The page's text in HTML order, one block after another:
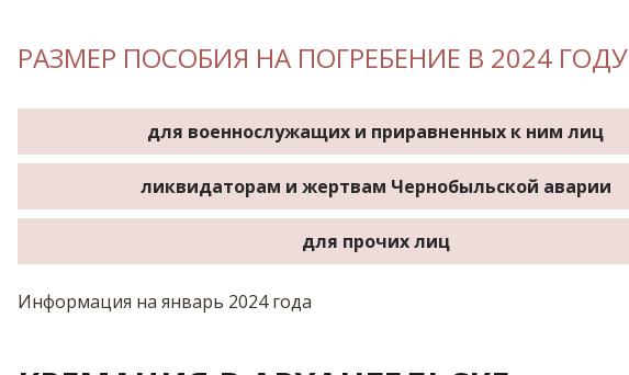
РАЗМЕР ПОСОБИЯ НА ПОГРЕБЕНИЕ В 2024 ГОДУ
для военнослужащих и приравненных к ним лиц
ликвидаторам и жертвам Чернобыльской аварии
для прочих лиц
Информация на январь 2024 года